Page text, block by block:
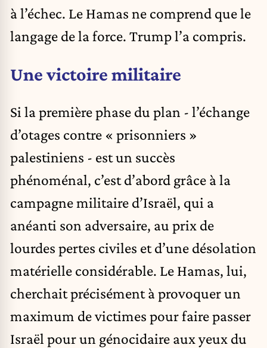
à l’échec. Le Hamas ne comprend que le
langage de la force. Trump l’a compris.
Une victoire militaire
Si la première phase du plan - l’échange
d’otages contre « prisonniers »
palestiniens - est un succès
phénoménal, c’est d’abord grâce à la
campagne militaire d’Israël, qui a
anéanti son adversaire, au prix de
lourdes pertes civiles et d’une désolation
matérielle considérable. Le Hamas, lui,
cherchait précisément à provoquer un
maximum de victimes pour faire passer
Israël pour un génocidaire aux yeux du